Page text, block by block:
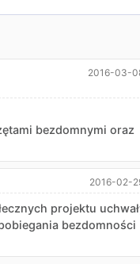
2016-03-
bezdomnymi oraz
2016-02-
projektu
bezdomności